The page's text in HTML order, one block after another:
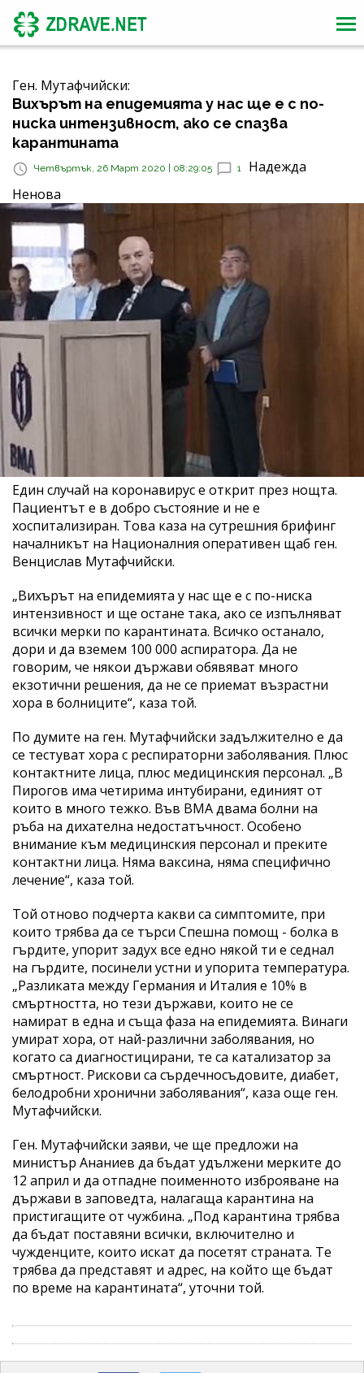
Ген. Мутафчийски:
Вихърът на епидемията у нас ще е с по-
ниска интензивност, ако се спазва
карантината
Четвъртък, 26 Март 2020 | 08:29:05 1
Надежда
Ненова
Един случай на коронавирус е открит през нощта.
Пациентът е в добро състояние и не е
хоспитализиран. Това каза на сутрешния брифинг
началникът на Националния оперативен щаб ген.
Венцислав Мутафчийски.
„Вихърът на епидемията у нас ще е с по-ниска
интензивност и ще остане така, ако се изпълняват
всички мерки по карантината. Всичко останало,
дори и да вземем 100 000 аспиратора. Да не
говорим, че някои държави обявяват много
екзотични решения, да не се приемат възрастни
хора в болниците“, каза той.
По думите на ген. Мутафчийски задължително е да
се тестуват хора с респираторни заболявания. Плюс
контактните лица, плюс медицинския персонал. „В
Пирогов има четирима интубирани, единият от
които в много тежко. Във ВМА двама болни на
ръба на дихателна недостатъчност. Особено
внимание към медицинския персонал и преките
контактни лица. Няма ваксина, няма специфично
лечение“, каза той.
Той отново подчерта какви са симптомите, при
които трябва да се търси Спешна помощ - болка в
гърдите, упорит задух все едно някой ти е седнал
на гърдите, посинели устни и упорита температура.
„Разликата между Германия и Италия е 10% в
смъртността, но тези държави, които не се
намират в една и съща фаза на епидемията. Винаги
умират хора, от най-различни заболявания, но
когато са диагностицирани, те са катализатор за
смъртност. Рискови са сърдечносъдовите, диабет,
белодробни хронични заболявания“, каза още ген.
Мутафчийски.
Ген. Мутафчийски заяви, че ще предложи на
министър Ананиев да бъдат удължени мерките до
12 април и да отпадне поименното изброяване на
държави в заповедта, налагаща карантина на
пристигащите от чужбина. „Под карантина трябва
да бъдат поставяни всички, включително и
чужденците, които искат да посетят страната. Те
трябва да представят и адрес, на който ще бъдат
по време на карантината“, уточни той.